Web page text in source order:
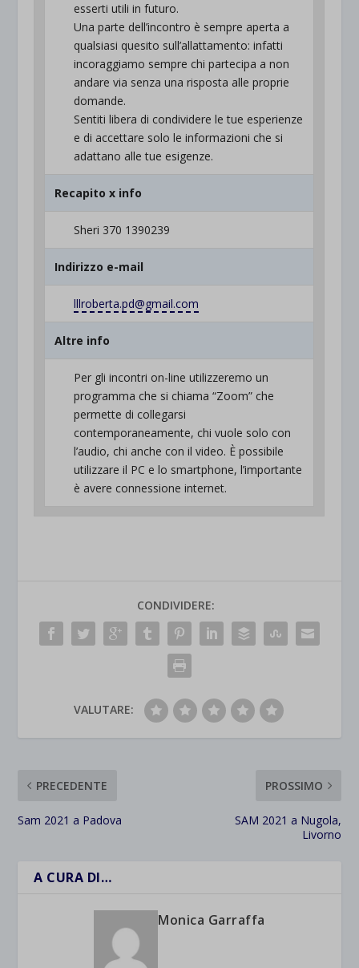
esserti utili in futuro.
Una parte dell’incontro è sempre aperta a
qualsiasi quesito sull’allattamento: infatti
incoraggiamo sempre chi partecipa a non
andare via senza una risposta alle proprie
domande.
Sentiti libera di condividere le tue esperienze
e di accettare solo le informazioni che si
adattano alle tue esigenze.
Recapito x info
Sheri 370 1390239
Indirizzo e-mail
lllroberta.pd@gmail.com
Altre info
Per gli incontri on-line utilizzeremo un
programma che si chiama “Zoom” che
permette di collegarsi
contemporaneamente, chi vuole solo con
l’audio, chi anche con il video. È possibile
utilizzare il PC e lo smartphone, l’importante
è avere connessione internet.
CONDIVIDERE:
VALUTARE:
PRECEDENTE
Sam 2021 a Padova
PROSSIMO
SAM 2021 a Nugola,
Livorno
A CURA DI…
Monica Garraffa